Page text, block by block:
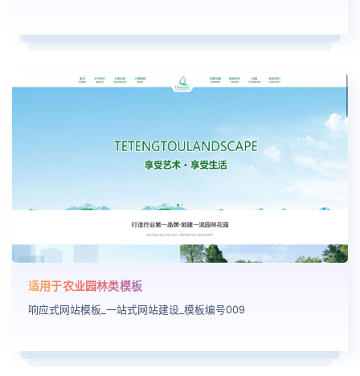
适用于农业园林类模板
响应式网站模板_一站式网站建设_模板编号009